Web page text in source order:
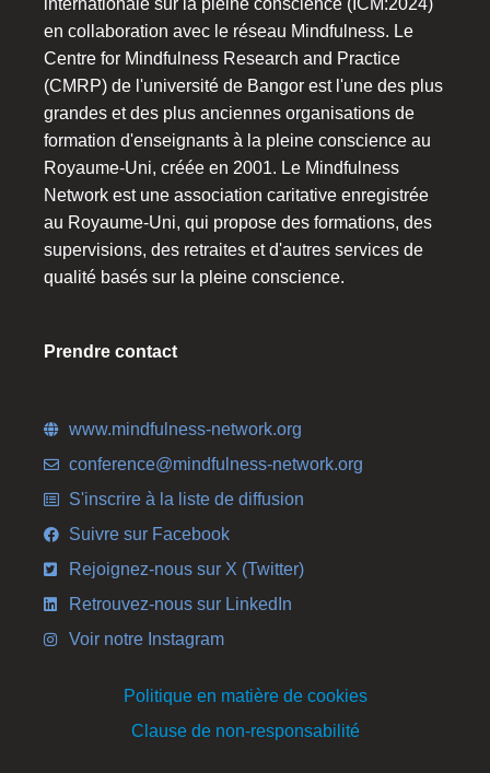
en collaboration avec le réseau Mindfulness. Le
Centre for Mindfulness Research and Practice
(CMRP) de l'université de Bangor est l'une des plus
grandes et des plus anciennes organisations de
formation d'enseignants à la pleine conscience au
Royaume-Uni, créée en 2001. Le Mindfulness
Network est une association caritative enregistrée
au Royaume-Uni, qui propose des formations, des
supervisions, des retraites et d'autres services de
qualité basés sur la pleine conscience.
Prendre contact
www.mindfulness-network.org
conference@mindfulness-network.org
S'inscrire à la liste de diffusion
Suivre sur Facebook
Rejoignez-nous sur X (Twitter)
Retrouvez-nous sur LinkedIn
Voir notre Instagram
Politique en matière de cookies
Clause de non-responsabilité